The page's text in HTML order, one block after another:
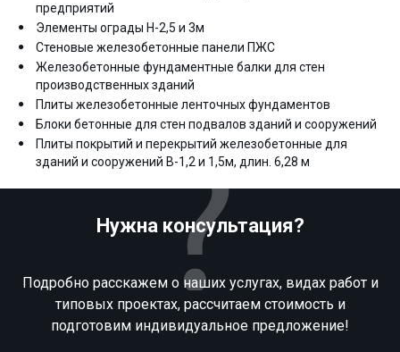
предприятий
Элементы ограды Н-2,5 и 3м
Стеновые железобетонные панели ПЖС
Железобетонные фундаментные балки для стен
производственных зданий
Плиты железобетонные ленточных фундаментов
Блоки бетонные для стен подвалов зданий и сооружений
Плиты покрытий и перекрытий железобетонные для
зданий и сооружений В-1,2 и 1,5м, длин. 6,28 м
Нужна консультация?
Подробно расскажем о наших услугах, видах работ и
типовых проектах, рассчитаем стоимость и
подготовим индивидуальное предложение!